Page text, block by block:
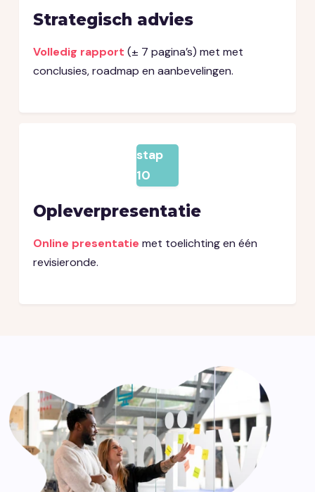
Strategisch advies
Volledig rapport (± 7 pagina’s) met met
conclusies, roadmap en aanbevelingen.
stap
10
Opleverpresentatie
Online presentatie met toelichting en één
revisieronde.